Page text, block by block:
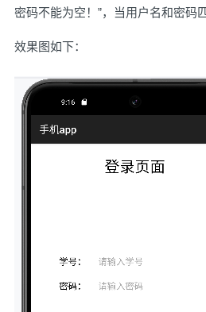
密码不能为空！”，当用户名和密码
效果图如下：